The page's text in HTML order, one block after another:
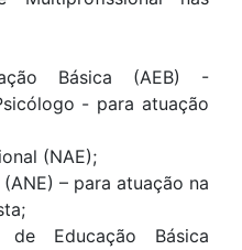
Básica (AEB) -
- para atuação
(NAE);
– para atuação na
de Educação Básica